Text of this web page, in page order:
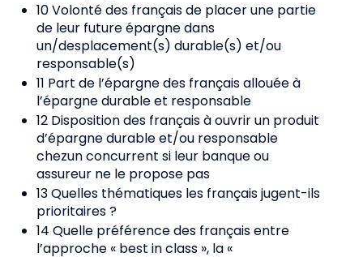
10 Volonté des français de placer une partie
de leur future épargne dans
un/desplacement(s) durable(s) et/ou
responsable(s)
11 Part de l’épargne des français allouée à
l’épargne durable et responsable
12 Disposition des français à ouvrir un produit
d’épargne durable et/ou responsable
chezun concurrent si leur banque ou
assureur ne le propose pas
13 Quelles thématiques les français jugent-ils
prioritaires ?
14 Quelle préférence des français entre
l’approche « best in class », la «